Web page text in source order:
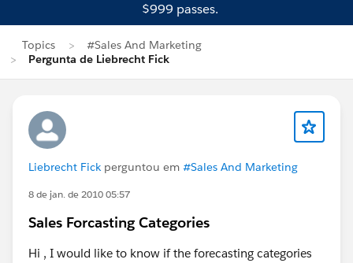
$999 passes.
Topics
#Sales And Marketing
Pergunta de Liebrecht Fick
Liebrecht Fick perguntou em #Sales And Marketing
8 de jan. de 2010 05:57
Sales Forcasting Categories
Hi , I would like to know if the forecasting categories